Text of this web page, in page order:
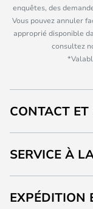
enquêtes, des
Vous pouvez annuler
approprié disponible
consultez
CONTACT ET
SERVICE À
EXPÉDITION